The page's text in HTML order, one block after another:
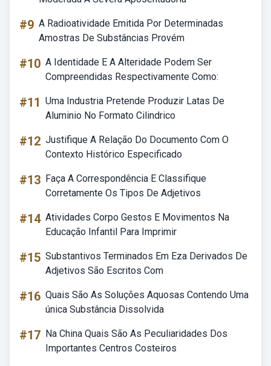
#9 A Radioatividade Emitida Por Determinadas
Amostras De Substâncias Provém
#10 A Identidade E A Alteridade Podem Ser
Compreendidas Respectivamente Como:
#11 Uma Industria Pretende Produzir Latas De
Aluminio No Formato Cilindrico
#12 Justifique A Relação Do Documento Com O
Contexto Histórico Especificado
#13 Faça A Correspondência E Classifique
Corretamente Os Tipos De Adjetivos
#14 Atividades Corpo Gestos E Movimentos Na
Educação Infantil Para Imprimir
#15 Substantivos Terminados Em Eza Derivados De
Adjetivos São Escritos Com
#16 Quais São As Soluções Aquosas Contendo Uma
única Substância Dissolvida
#17 Na China Quais São As Peculiaridades Dos
Importantes Centros Costeiros